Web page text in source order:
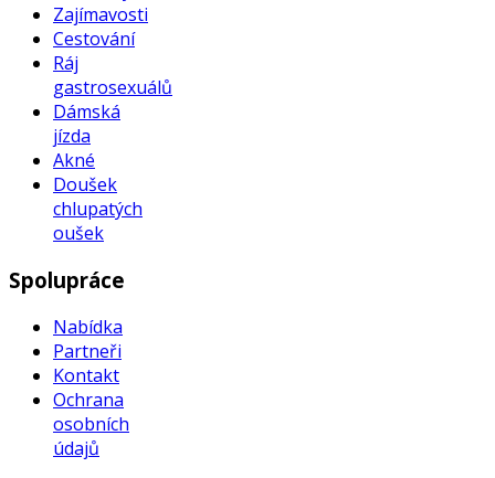
Zajímavosti
Cestování
Ráj
gastrosexuálů
Dámská
jízda
Akné
Doušek
chlupatých
oušek
Spolupráce
Nabídka
Partneři
Kontakt
Ochrana
osobních
údajů